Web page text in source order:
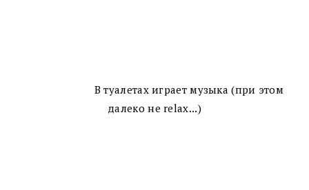
В туалетах играет музыка (при этом
далеко не relax...)